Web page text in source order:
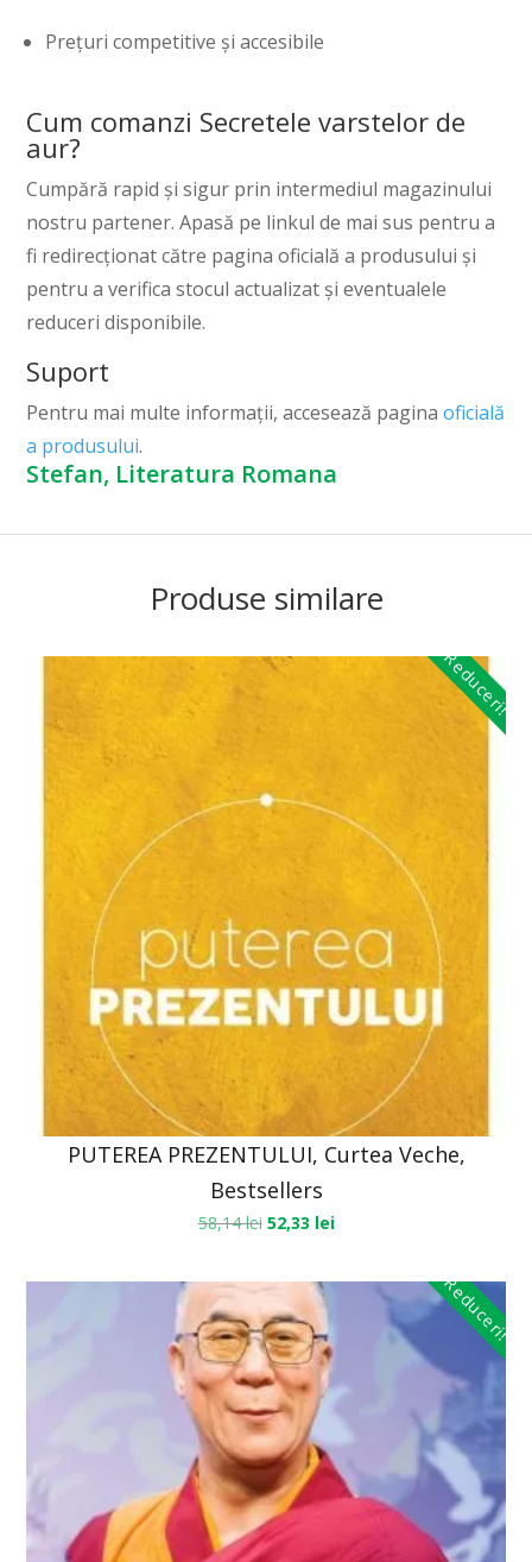
Prețuri competitive și accesibile
Cum comanzi Secretele varstelor de
aur?
Cumpără rapid și sigur prin intermediul magazinului
nostru partener. Apasă pe linkul de mai sus pentru a
fi redirecționat către pagina oficială a produsului și
pentru a verifica stocul actualizat și eventualele
reduceri disponibile.
Suport
Pentru mai multe informații, accesează paginaoficială
a produsului.
Stefan, Literatura Romana
Produse similare
Reduceri!
PUTEREA PREZENTULUI, Curtea Veche,
Bestsellers
58,14lei 52,33 lei
Reduceri!